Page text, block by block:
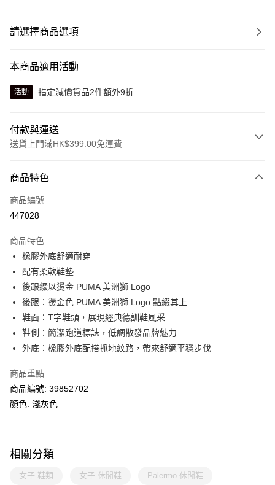
請選擇商品選項
本商品適用活動
活動 指定減價貨品2件額外9折
付款與運送
送貨上門滿HK$399.00免運費
信用卡
線上付款
Alipay, PayMe, WeChat Pay, UnionPay, FPS
送貨方式
單筆訂單淨值滿$399可享免運費優惠
每筆HK$30.00，滿HK$399.00或以上免運費
滿$599可享澳門免運費優惠
商品特色
商品編號
447028
商品特色
橡膠外底舒適耐穿
配有柔軟鞋墊
後跟綴以燙金 PUMA 美洲獅 Logo
後跟：燙金色 PUMA 美洲獅 Logo 點綴其上
鞋面：T字鞋頭，展現經典德訓鞋風采
鞋側：簡潔跑道標誌，低調散發品牌魅力
外底：橡膠外底配搭抓地紋路，帶來舒適平穩步伐
商品重點
商品編號: 39852702
顏色: 淺灰色
相關分類
女子 鞋類 女子 休閒鞋 Palermo 休閒鞋